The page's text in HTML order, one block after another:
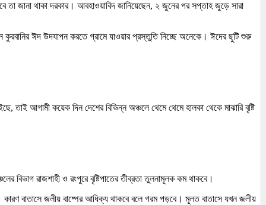
জানা থাকা দরকার। আবহাওয়াবিদ জানিয়েছেন, ২ জুনের পর সপ্তাহ জুড়ে সারা
ঈদ উদযাপন করতে গ্রামে যাওয়ার প্রস্তুতি নিচ্ছে অনেকে। ঈদের ছুটি শুরু
তাই আগামী কয়েক দিন দেশের বিভিন্ন অঞ্চলে থেমে থেমে হালকা থেকে মাঝারি বৃষ্টি
বিভাগ রাজশাহী ও রংপুরে বৃষ্টিপাতের তীব্রতা তুলনামূলক কম থাকবে।
বাতাসে জলীয় বাষ্পের আধিক্য থাকবে বলে গরম পড়বে। মূলত বাতাসে যখন জলীয়